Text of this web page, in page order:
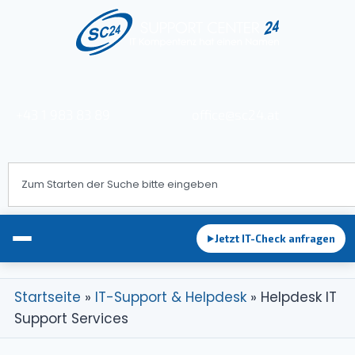
EDV-Betreuung
►Jetzt IT-Check anfragen
Startseite » IT-Support & Helpdesk » Helpdesk IT
Support Services